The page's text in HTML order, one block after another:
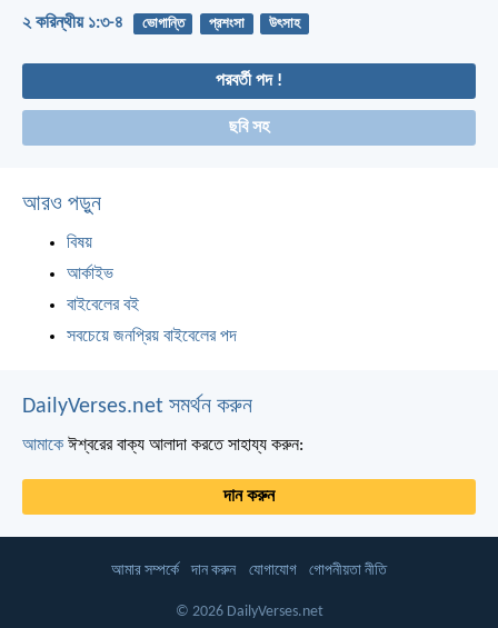
২ করিন্থীয় ১:৩-৪ ভোগান্তি প্রশংসা উৎসাহ
পরবর্তী পদ !
ছবি সহ
আরও পড়ুন
বিষয়
আর্কাইভ
বাইবেলের বই
সবচেয়ে জনপ্রিয় বাইবেলের পদ
DailyVerses.net সমর্থন করুন
আমাকে ঈশ্বরের বাক্য আলাদা করতে সাহায্য করুন:
দান করুন
আমার সম্পর্কে দান করুন যোগাযোগ গোপনীয়তা নীতি
© 2026 DailyVerses.net